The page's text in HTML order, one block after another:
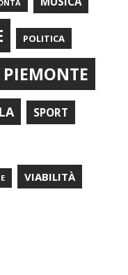
POLITICA
PIEMONTE
SPORT
VIABILITÀ